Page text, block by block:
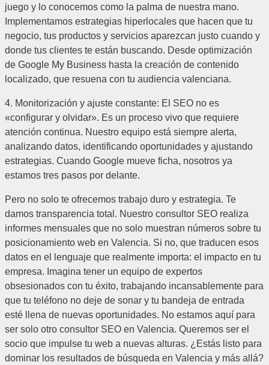
juego y lo conocemos como la palma de nuestra mano.
Implementamos estrategias hiperlocales que hacen que tu
negocio, tus productos y servicios aparezcan justo cuando y
donde tus clientes te están buscando. Desde optimización
de Google My Business hasta la creación de contenido
localizado, que resuena con tu audiencia valenciana.
4. Monitorización y ajuste constante: El SEO no es
«configurar y olvidar». Es un proceso vivo que requiere
atención continua. Nuestro equipo está siempre alerta,
analizando datos, identificando oportunidades y ajustando
estrategias. Cuando Google mueve ficha, nosotros ya
estamos tres pasos por delante.
Pero no solo te ofrecemos trabajo duro y estrategia. Te
damos transparencia total. Nuestro consultor SEO realiza
informes mensuales que no solo muestran números sobre tu
posicionamiento web en Valencia. Si no, que traducen esos
datos en el lenguaje que realmente importa: el impacto en tu
empresa. Imagina tener un equipo de expertos
obsesionados con tu éxito, trabajando incansablemente para
que tu teléfono no deje de sonar y tu bandeja de entrada
esté llena de nuevas oportunidades. No estamos aquí para
ser solo otro consultor SEO en Valencia. Queremos ser el
socio que impulse tu web a nuevas alturas. ¿Estás listo para
dominar los resultados de búsqueda en Valencia y más allá?